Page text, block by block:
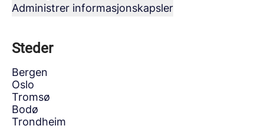
Administrer informasjonskapsler
Steder
Bergen
Oslo
Tromsø
Bodø
Trondheim